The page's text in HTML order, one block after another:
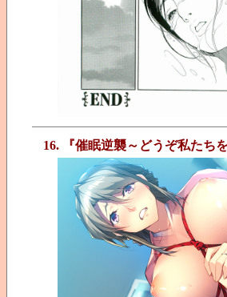
16. 『催眠逆襲～どうぞ私たち